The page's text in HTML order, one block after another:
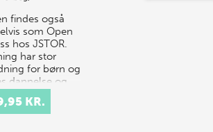
findes også
som Open
hos JSTOR.
har stor
for børn og
dannelse og
demokratisk
KR.